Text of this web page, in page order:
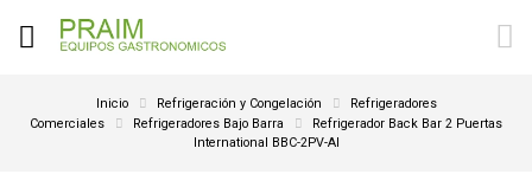
Inicio Refrigeración y Congelación
Refrigeradores
Comerciales
Refrigeradores Bajo Barra
Refrigerador Back Bar 2 Puertas
International BBC-2PV-AI